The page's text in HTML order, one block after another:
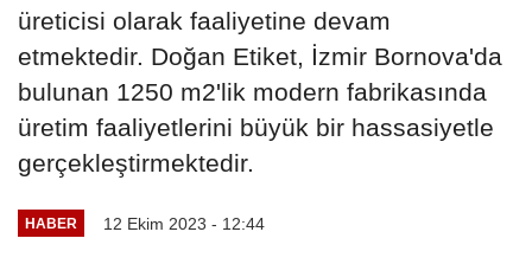
üreticisi olarak faaliyetine devam
etmektedir. Doğan Etiket, İzmir Bornova'da
bulunan 1250 m2'lik modern fabrikasında
üretim faaliyetlerini büyük bir hassasiyetle
gerçekleştirmektedir.
HABER 12 Ekim 2023 - 12:44